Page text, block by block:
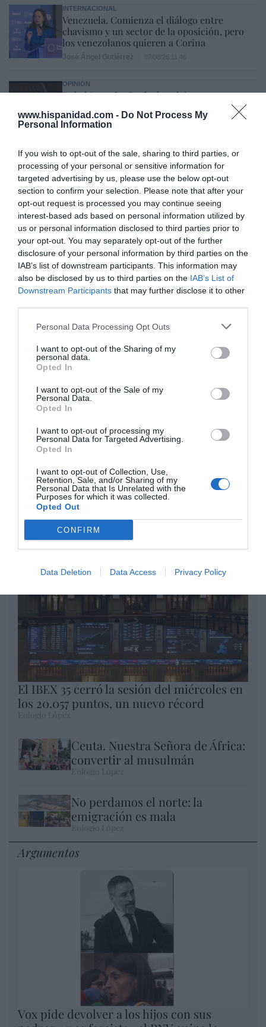
www.hispanidad.com - Do Not Process My
Personal Information
If you wish to opt-out of the sale, sharing to third parties, or
processing of your personal or sensitive information for
targeted advertising by us, please use the below opt-out
section to confirm your selection. Please note that after your
opt-out request is processed you may continue seeing
interest-based ads based on personal information utilized by
us or personal information disclosed to third parties prior to
your opt-out. You may separately opt-out of the further
disclosure of your personal information by third parties on the
IAB’s list of downstream participants. This information may
also be disclosed by us to third parties on the IAB’s List of
Downstream Participants that may further disclose it to other
Personal Data Processing Opt Outs
I want to opt-out of the Sharing of my
personal data.
Opted In
I want to opt-out of the Sale of my
Personal Data.
Opted In
I want to opt-out of processing my
Personal Data for Targeted Advertising.
Opted In
I want to opt-out of Collection, Use,
Retention, Sale, and/or Sharing of my
Personal Data that Is Unrelated with the
Purposes for which it was collected.
Opted Out
CONFIRM
Data Deletion Data Access Privacy Policy
INTERNACIONAL
Venezuela. Comienza el diálogo entre
chavismo y un sector de la oposición, pero
los venezolanos quieren a Corina
OPINIÓN
Isabel Pantoja pierde dos pleitos con
Hacienda por 700.000 euros... suma y sigue
Eulogio López
Centenario de la guerra cristera: ¡Viva Cristo
Rey!
José Vicente Martínez
Marcelo Gullo: “El trabajo de desmitificar la
historia, de poner la verdadera, de
desmontar la falsificación, es un trabajo
cristiano"
DIARIO DE LA CORRUPCIÓN SANCHISTA
Audiencia Nacional prorroga seis meses la
investigación del caso Koldo, ante el
por Redacción
Artículos anteriores
Opinión
Enormes minucias
por Eulogio López
El IBEX 35 cerró la sesión del miércoles en
los 20.057 puntos, un nuevo récord
Ceuta. Nuestra Señora de África:
convertir al musulmán
No perdamos el norte: la
emigración es mala
Argumentos
Vox pide devolver a los hijos con sus